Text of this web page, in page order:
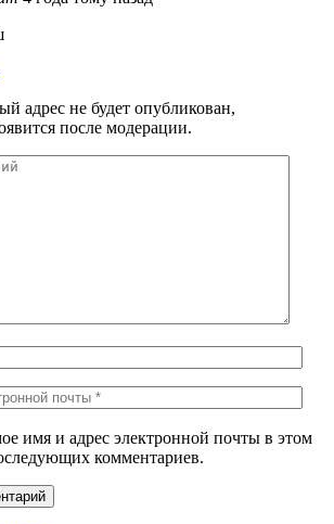
адрес не будет опубликован,
после модерации.
имя и адрес электронной почты в этом
комментариев.